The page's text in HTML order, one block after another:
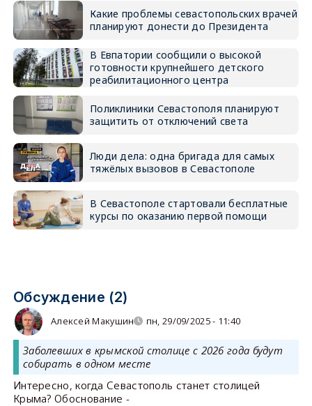
Какие проблемы севастопольских врачей
планируют донести до Президента
В Евпатории сообщили о высокой
готовности крупнейшего детского
реабилитационного центра
Поликлиники Севастополя планируют
защитить от отключений света
Люди дела: одна бригада для самых
тяжёлых вызовов в Севастополе
В Севастополе стартовали бесплатные
курсы по оказанию первой помощи
Обсуждение (2)
Алексей Макушин пн, 29/09/2025 - 11:40
Заболевших в крымской столице с 2026 года будут
собирать в одном месте
Интересно, когда Севастополь станет столицей
Крыма? Обоснование -